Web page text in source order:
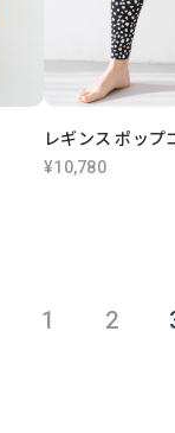
レギンス ポップ
¥10,780
1 2